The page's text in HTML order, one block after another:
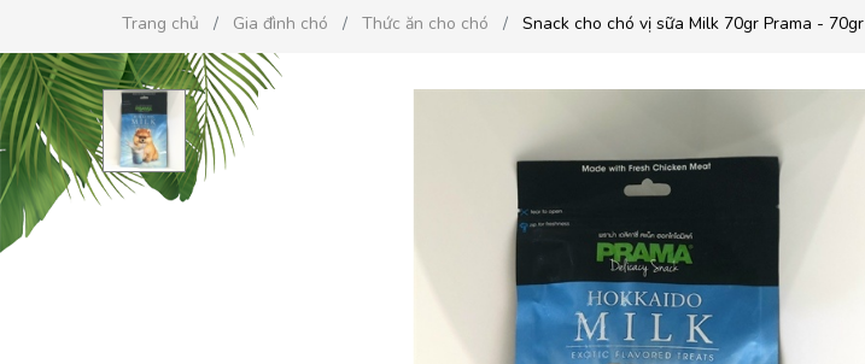
Trang chủ Gia đình chó Thức ăn cho chó Snack cho chó vị sữa Milk 70gr Prama - 70gr